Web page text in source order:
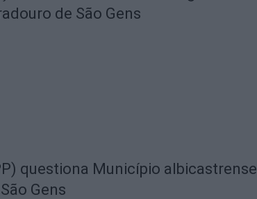
de São Gens
questiona Município albicastrense
Gens